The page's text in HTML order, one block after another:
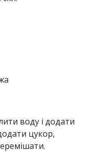
воду і додати
цукор,